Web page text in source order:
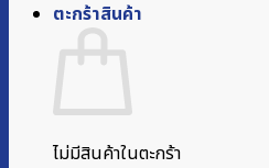
ตะกร้าสินค้า
ไม่มีสินค้าในตะกร้า